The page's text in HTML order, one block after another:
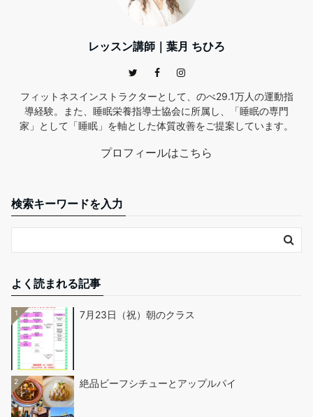
レッスン講師｜葉月 ちひろ
フィットネスインストラクターとして、のべ29.1万人の運動指
導経験。また、睡眠栄養指導士協会に所属し、「睡眠の専門
家」として「睡眠」を軸とした体質改善をご提案しています。
プロフィールはこちら
検索キーワードを入力
よく読まれる記事
1 7月23日（祝）朝のクラス
2 絶品ビーフシチューとアップルパイ